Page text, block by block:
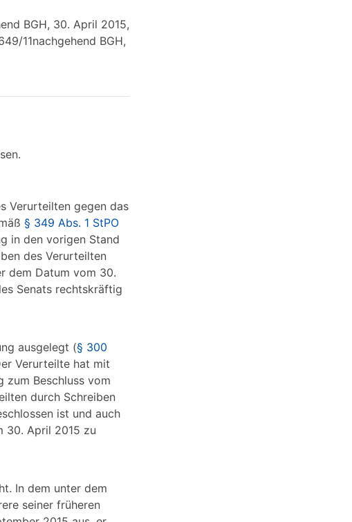
BGH, 30. April 2015,
11nachgehend BGH,
Verurteilten gegen das
§ 349 Abs. 1 StPO
in den vorigen Stand
des Verurteilten
dem Datum vom 30.
Senats rechtskräftig
ausgelegt (§ 300
Verurteilte hat mit
zum Beschluss vom
durch Schreiben
ist und auch
30. April 2015 zu
In dem unter dem
seiner früheren